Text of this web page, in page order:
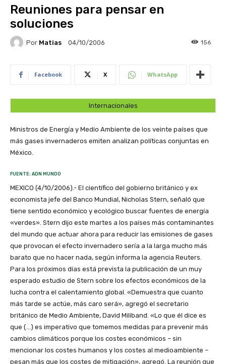
Reuniones para pensar en
soluciones
Por Matias 04/10/2006 156
Facebook X WhatsApp
Internacionales
Ministros de Energía y Medio Ambiente de los veinte países que
más gases invernaderos emiten analizan políticas conjuntas en
México.
FUENTE: ADN MUNDO
MEXICO (4/10/2006).- El científico del gobierno británico y ex
economista jefe del Banco Mundial, Nicholas Stern, señaló que
tiene sentido económico y ecológico buscar fuentes de energía
«verdes». Stern dijo este martes a los países más contaminantes
del mundo que actuar ahora para reducir las emisiones de gases
que provocan el efecto invernadero sería a la larga mucho más
barato que no hacer nada, según informa la agencia Reuters.
Para los próximos días está prevista la publicación de un muy
esperado estudio de Stern sobre los efectos económicos de la
lucha contra el calentamiento global. «Demuestra que cuanto
más tarde se actúe, más caro será», agregó el secretario
británico de Medio Ambiente, David Miliband. «Lo que él dice es
que (…) es imperativo que tomemos medidas para prevenir más
cambios climáticos porque los costes económicos – sin
mencionar los costes humanos y los costes al medioambiente –
pesan más que los costes de mitigación», agregó. La reunión que